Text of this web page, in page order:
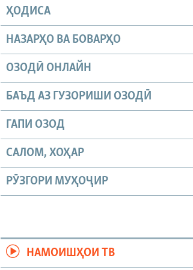
ҲОДИСА
НАЗАРҲО ВА БОВАРҲО
ОЗОДӢ ОНЛАЙН
БАЪД АЗ ГУЗОРИШИ ОЗОДӢ
ГАПИ ОЗОД
САЛОМ, ХОҲАР
РӮЗГОРИ МУҲОҶИР
НАМОИШҲОИ ТВ